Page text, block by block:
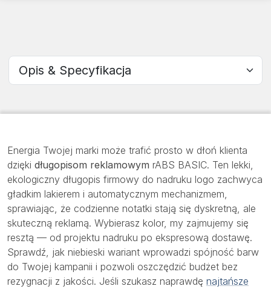
Energia Twojej marki może trafić prosto w dłoń klienta
dzięki długopisom reklamowym rABS BASIC. Ten lekki,
ekologiczny długopis firmowy do nadruku logo zachwyca
gładkim lakierem i automatycznym mechanizmem,
sprawiając, że codzienne notatki stają się dyskretną, ale
skuteczną reklamą. Wybierasz kolor, my zajmujemy się
resztą — od projektu nadruku po ekspresową dostawę.
Sprawdź, jak niebieski wariant wprowadzi spójność barw
do Twojej kampanii i pozwoli oszczędzić budżet bez
rezygnacji z jakości. Jeśli szukasz naprawdę najtańsze
Wybierz sekcję